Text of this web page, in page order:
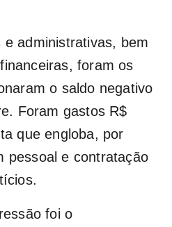
administrativas, bem
foram os
o saldo negativo
Foram gastos R$
que engloba, por
pessoal e contratação
foi o